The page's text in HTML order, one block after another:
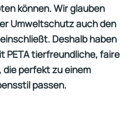
können. Wir glauben
Umweltschutz auch den
Deshalb haben
PETA tierfreundliche, faire
perfekt zu einem
passen.